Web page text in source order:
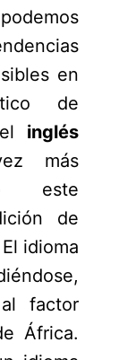
en
de
inglés
más
este
de
idioma
factor
África.